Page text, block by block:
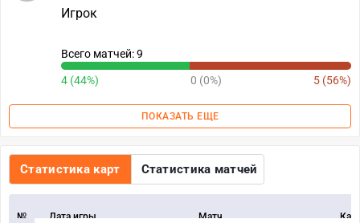
Игрок
Всего матчей: 9
4 (44%) 0 (0%) 5 (56%)
ПОКАЗАТЬ ЕЩЕ
Статистика карт Статистика матчей
№ Дата игры Матч